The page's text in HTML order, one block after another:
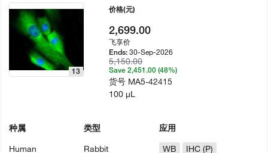
13
种属
Human
类型
Rabbit
应用
WB
IHC (P)
价格(元)
2,699.00
飞享价
Ends:30-Sep-2026
5,150.00
Save 2,451.00 (48%)
货号 MA5-42415
100 µL